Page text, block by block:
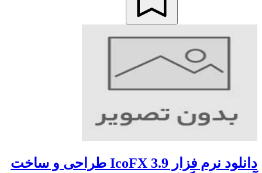
دانلود نرم فزار IcoFX 3.9 طراحی و ساخت